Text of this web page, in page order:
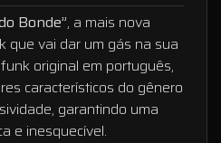
Bonde”, a mais nova
que vai dar um gás na sua
original em português,
característicos do gênero
garantindo uma
e inesquecível.